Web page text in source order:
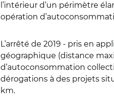
page sur Facebook
page sur Linkedin
l’intérieur d’un périmètre
opération
L’arrêté de 2019 - pris en
géographique (distance
d’autoconsommation
dérogations à des projets
km.